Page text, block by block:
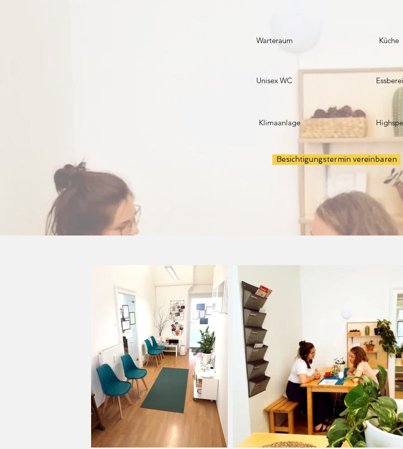
Warteraum Küche
Unisex WC
Klimaanlage
Besichtigungstermin vereinbaren